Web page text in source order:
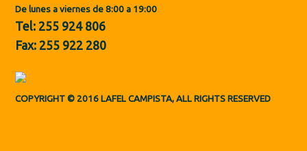
De lunes a viernes de 8:00 a 19:00
Tel: 255 924 806
Fax: 255 922 280
COPYRIGHT © 2016 LAFEL CAMPISTA, ALL RIGHTS RESERVED